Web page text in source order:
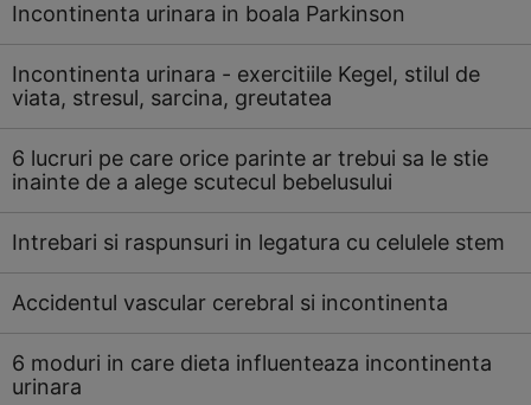
Incontinenta urinara in boala Parkinson
Incontinenta urinara - exercitiile Kegel, stilul de
viata, stresul, sarcina, greutatea
6 lucruri pe care orice parinte ar trebui sa le stie
inainte de a alege scutecul bebelusului
Intrebari si raspunsuri in legatura cu celulele stem
Accidentul vascular cerebral si incontinenta
6 moduri in care dieta influenteaza incontinenta
urinara